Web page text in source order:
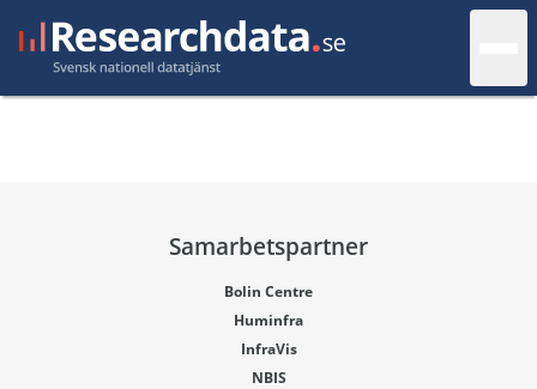
Samarbetspartner
Bolin Centre
Huminfra
InfraVis
NBIS